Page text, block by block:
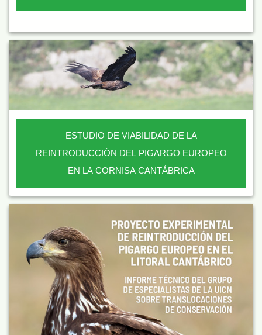
ESTUDIO DE VIABILIDAD DE LA
REINTRODUCCIÓN DEL PIGARGO EUROPEO
EN LA CORNISA CANTÁBRICA